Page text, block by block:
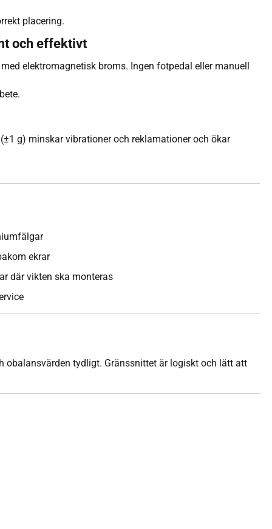
placering.
och effektivt
elektromagnetisk broms. Ingen fotpedal eller manuell
g) minskar vibrationer och reklamationer och ökar
ekrar
där vikten ska monteras
obalansvärden tydligt. Gränssnittet är logiskt och lätt att